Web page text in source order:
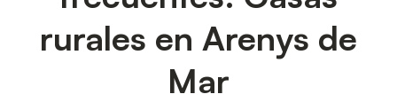
rurales en Arenys de
Mar